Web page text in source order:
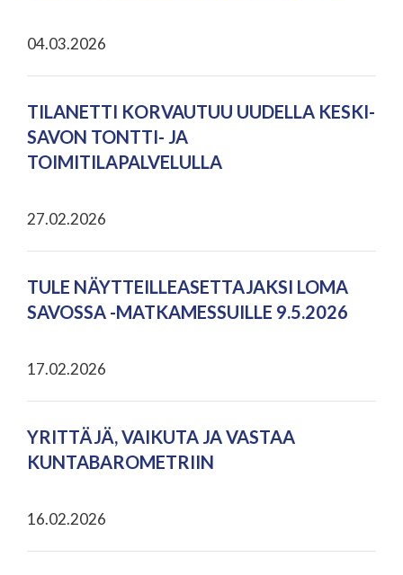
04.03.2026
TILANETTI KORVAUTUU UUDELLA KESKI-
SAVON TONTTI- JA
TOIMITILAPALVELULLA
27.02.2026
TULE NÄYTTEILLEASETTAJAKSI LOMA
SAVOSSA -MATKAMESSUILLE 9.5.2026
17.02.2026
YRITTÄJÄ, VAIKUTA JA VASTAA
KUNTABAROMETRIIN
16.02.2026